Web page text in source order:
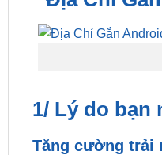
1/ Lý do bạn
Tăng cường trải